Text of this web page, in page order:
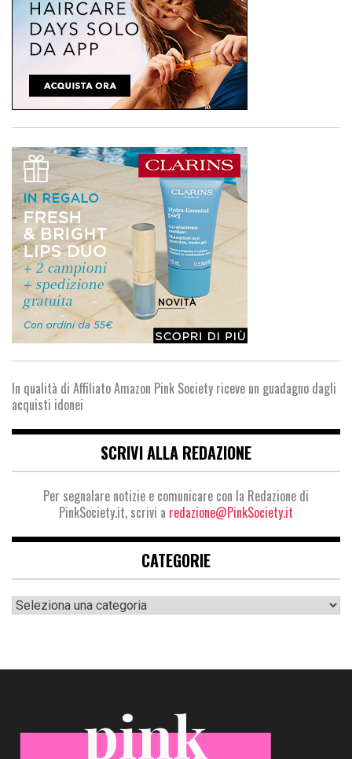
In qualità di Affiliato Amazon Pink Society riceve un guadagno dagli
acquisti idonei
SCRIVI ALLA REDAZIONE
Per segnalare notizie e comunicare con la Redazione di
PinkSociety.it, scrivi a redazione@PinkSociety.it
CATEGORIE
Categorie